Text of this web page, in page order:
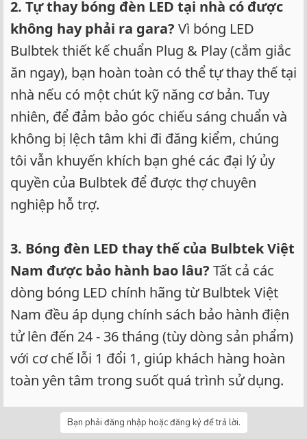
2. Tự thay bóng đèn LED tại nhà có được
không hay phải ra gara? Vì bóng LED
Bulbtek thiết kế chuẩn Plug & Play (cắm giắc
ăn ngay), bạn hoàn toàn có thể tự thay thế tại
nhà nếu có một chút kỹ năng cơ bản. Tuy
nhiên, để đảm bảo góc chiếu sáng chuẩn và
không bị lệch tâm khi đi đăng kiểm, chúng
tôi vẫn khuyến khích bạn ghé các đại lý ủy
quyền của Bulbtek để được thợ chuyên
nghiệp hỗ trợ.
3. Bóng đèn LED thay thế của Bulbtek Việt
Nam được bảo hành bao lâu? Tất cả các
dòng bóng LED chính hãng từ Bulbtek Việt
Nam đều áp dụng chính sách bảo hành điện
tử lên đến 24 - 36 tháng (tùy dòng sản phẩm)
với cơ chế lỗi 1 đổi 1, giúp khách hàng hoàn
toàn yên tâm trong suốt quá trình sử dụng.
Bạn phải đăng nhập hoặc đăng ký để trả lời.